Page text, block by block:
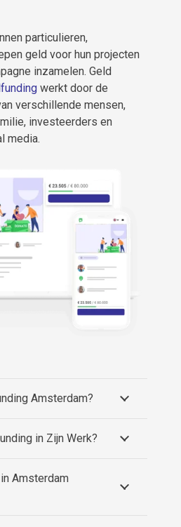
particulieren,
geld voor hun projecten
inzamelen. Geld
werkt door de
verschillende mensen,
investeerders en
media.
Amsterdam?
in Zijn Werk?
Amsterdam